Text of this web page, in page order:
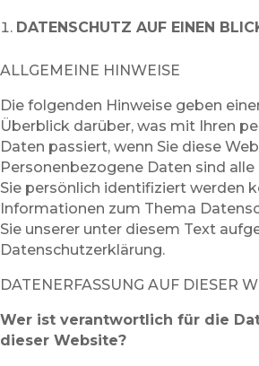
DATENSCHUTZ AUF EINEN
ALLGEMEINE HINWEISE
Die folgenden Hinweise geben
Überblick darüber, was mit Ihren
Daten passiert, wenn Sie diese
Personenbezogene Daten sind
Sie persönlich identifiziert werden
Informationen zum Thema
Sie unserer unter diesem Text
Datenschutzerklärung.
DATENERFASSUNG AUF DIESER
Wer ist verantwortlich für die
dieser Website?